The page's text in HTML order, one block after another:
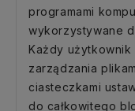
programami
wykorzystywane
Każdy użytkownik
zarządzania
ciasteczkami
do całkowitego